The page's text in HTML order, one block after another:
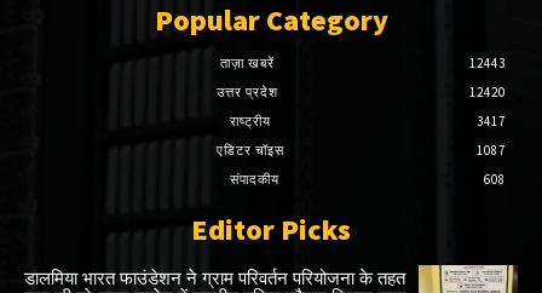
Popular Category
ताज़ा खबरें
12443
उत्तर प्रदेश
12420
राष्ट्रीय
3417
एडिटर चॉइस
1087
संपादकीय
608
Editor Picks
डालमिया भारत फाउंडेशन ने ग्राम परिवर्तन परियोजना के तहत